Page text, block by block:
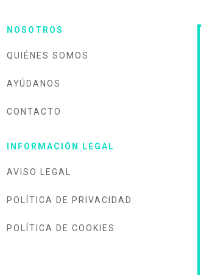
NOSOTROS
QUIÉNES SOMOS
AYÚDANOS
CONTACTO
INFORMACIÓN LEGAL
AVISO LEGAL
POLÍTICA DE PRIVACIDAD
POLÍTICA DE COOKIES